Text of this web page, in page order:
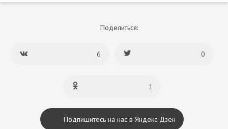
Поделиться:
6 0
1
Подпишитесь на нас в Яндекс Дзен